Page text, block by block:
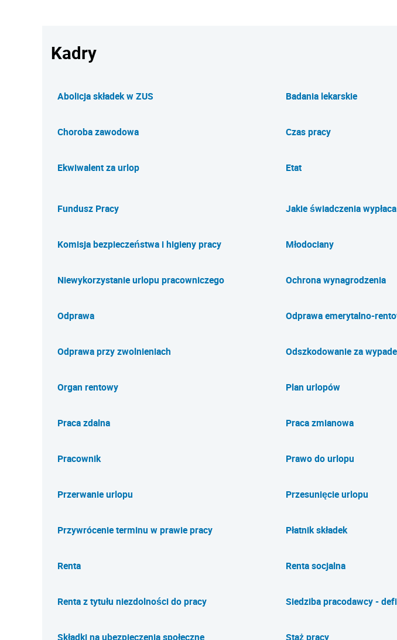
Kadry
Abolicja składek w ZUS Badania lekarskie
Choroba zawodowa Czas pracy
Ekwiwalent za urlop Etat
Fundusz Pracy Jakie świadczenia
Komisja bezpieczeństwa i higieny pracy Młodociany
Niewykorzystanie urlopu pracowniczego Ochrona wynagrodzenia
Odprawa Odprawa emerytalno-
Odprawa przy zwolnieniach Odszkodowanie za
Organ rentowy Plan urlopów
Praca zdalna Praca zmianowa
Pracownik Prawo do urlopu
Przerwanie urlopu Przesunięcie urlopu
Przywrócenie terminu w prawie pracy Płatnik składek
Renta Renta socjalna
Renta z tytułu niezdolności do pracy Siedziba pracodawcy -
Składki na ubezpieczenia społeczne Staż pracy